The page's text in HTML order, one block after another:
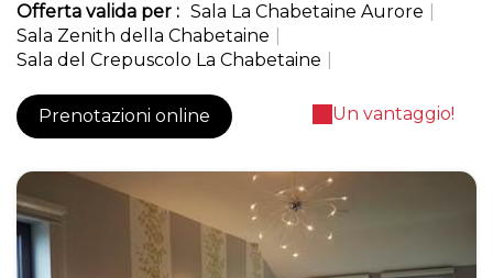
Offerta valida per : Sala La Chabetaine Aurore
Sala Zenith della Chabetaine
Sala del Crepuscolo La Chabetaine
Prenotazioni online Un vantaggio!